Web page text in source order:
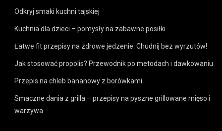
Odkryj smaki kuchni tajskiej
Kuchnia dla dzieci – pomysły na zabawne posiłki
Łatwe fit przepisy na zdrowe jedzenie: Chudnij bez wyrzutów!
Jak stosować propolis? Przewodnik po metodach i dawkowaniu
Przepis na chleb bananowy z borówkami
Smaczne dania z grilla – przepisy na pyszne grillowane mięso i
warzywa